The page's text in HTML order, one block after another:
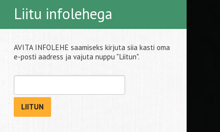
Liitu infolehega
AVITA INFOLEHE saamiseks kirjuta siia kasti oma
e-posti aadress ja vajuta nuppu "Liitun".
LIITUN